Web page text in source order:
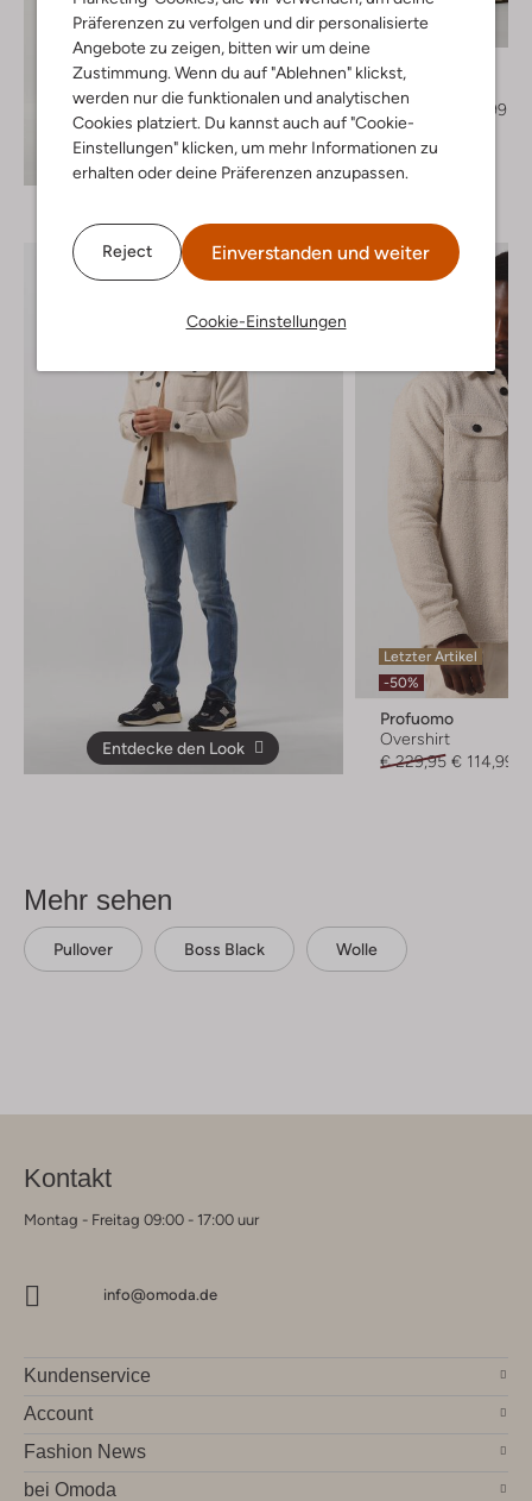
Präferenzen zu verfolgen und dir personalisierte
Angebote zu zeigen, bitten wir um deine
Zustimmung. Wenn du auf "Ablehnen" klickst,
werden nur die funktionalen und analytischen
Cookies platziert. Du kannst auch auf "Cookie-
Einstellungen" klicken, um mehr Informationen zu
erhalten oder deine Präferenzen anzupassen.
Reject Einverstanden und weiter
Cookie-Einstellungen
Entdecke den Look
Letzte Größen
-60%
Plain
Chino
€ 149,99
€ 59,99
+ mehr farben
Entdecke den Look
Letzter Artikel
-50%
Profuomo
Overshirt
€ 229,95 € 114,99
Mehr sehen
Pullover Boss Black Wolle
Kontakt
Montag - Freitag 09:00 - 17:00 uur
info@omoda.de
Kundenservice
Account
Fashion News
bei Omoda